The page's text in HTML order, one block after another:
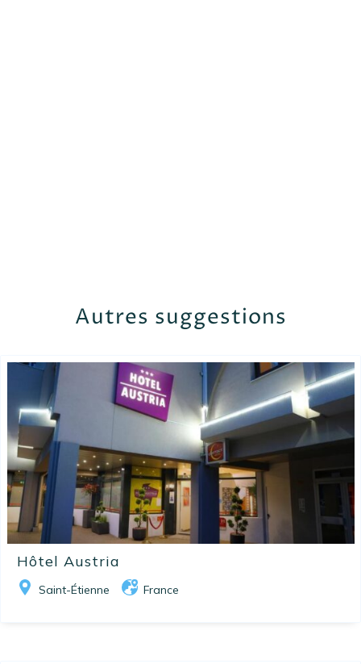
Autres suggestions
Hôtel Austria
Saint-Étienne France